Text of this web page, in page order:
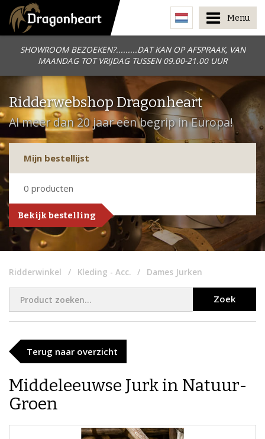
SHOWROOM BEZOEKEN?.........DAT KAN OP AFSPRAAK, VAN
MAANDAG TOT VRIJDAG TUSSEN 09.00-21.00 UUR
Menu
Ridderwebshop Dragonheart
Al meer dan 20 jaar een begrip in Europa!
Mijn bestellijst
0 producten
Bekijk bestelling
Ridderwinkel Kleding - Acc. Dames Jurken
Zoek
Terug naar overzicht
Middeleeuwse Jurk in Natuur-
Groen